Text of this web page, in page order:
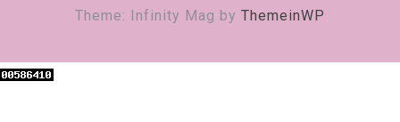
Theme: Infinity Mag by ThemeinWP